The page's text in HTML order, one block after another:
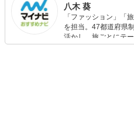
訪れている。温泉や
子連れ旅行も日々勉
国語科教諭や学校図
を通じて子どもの教
ことも。 現在はその
八木 葵
「ファッション」「
を担当。47都道府県
活かし、旅ごとにテ
が得意。また、アパ